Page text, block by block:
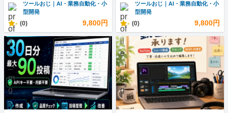
ツールおじ｜AI・業務自動化・小
型開発
- (0) 9,800円
ツールおじ｜AI・業務自動化・小
型開発
- (0) 9,800円